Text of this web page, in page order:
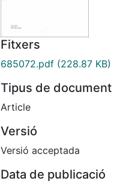
Fitxers
685072.pdf (228.87 KB)
Tipus de document
Article
Versió
Versió acceptada
Data de publicació